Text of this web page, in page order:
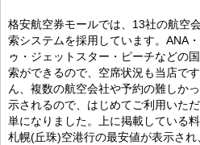
格安航空券モールでは、13社の航空
索システムを採用しています。ANA
ゥ・ジェットスター・ピーチなどの
索ができるので、空席状況も当店で
ん、複数の航空会社や予約の難しか
示されるので、はじめてご利用いた
単になりました。上に掲載している
札幌(丘珠)空港行の最安値が表示さ